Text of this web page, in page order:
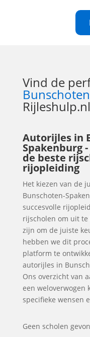
Vind de
Rijleshulp.nl
Autorijles in
Spakenburg
de beste
rijopleiding
Het kiezen van de
Bunschoten-
succesvolle
rijscholen om uit
zijn om de juiste
hebben we dit
platform te
autorijles in
Ons overzicht van
een weloverwogen
specifieke wensen
Geen scholen